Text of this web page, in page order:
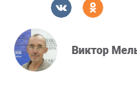
Виктор